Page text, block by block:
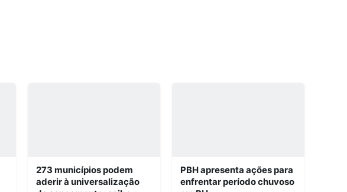
273 municípios podem
aderir à universalização
PBH apresenta ações para
enfrentar período chuvoso